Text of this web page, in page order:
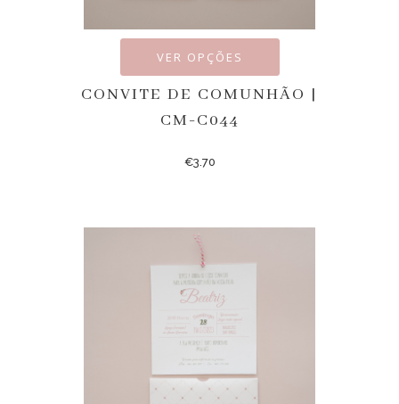
VER OPÇÕES
CONVITE DE COMUNHÃO |
CM-C044
€3.70